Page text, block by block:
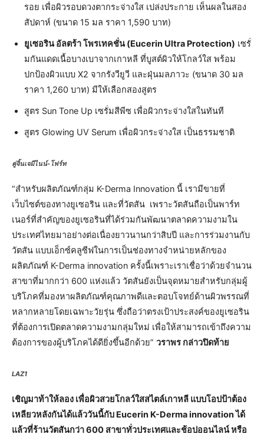
รอย เพื่อผิวรอบดวงตากระจ่างใส เปล่งประกาย เห็นผลในสอง
สัปดาห์ (ขนาด 15 มล ราคา 1,590 บาท)
ยูเซอริน อัลตร้า โพรเทคชั่น (Eucerin Ultra Protection) เซรั่
มกันแดดเนื้อบางเบาจากเกาหลี ที่บูสต์ผิวให้โกลว์ใส พร้อม
ปกป้องผิวแบบ X2 จากรังวียูวี และฝุ่นมลภาวะ (ขนาด 30 มล
ราคา 1,260 บาท) มีให้เลือกสองสูตร
สูตร Sun Tone Up เซรั่มสีพีซ เพื่อผิวกระจ่างใสในทันที
สูตร Glowing UV Serum เพื่อผิวกระจ่างใส เป็นธรรมชาติ
คู่จิ้นเจมีไนน์-โฟร์ท
“สำหรับผลิตภัณฑ์กลุ่ม K-Derma Innovation นี้ เรามีขายที่
เว็บไซต์ของทางยูเซอริน และที่วัตสัน เพราะวัตสันถือเป็นพาร์ท
เนอร์ที่สำคัญของยูเซอรินที่ได้ร่วมกันพัฒนาตลาดความงามใน
ประเทศไทยมาอย่างต่อเนื่องยาวนานกว่าสิบปี และการร่วมงานกับ
วัตสัน แบบเอ็กซ์คลูซีฟในการเป็นช่องทางจำหน่ายหลักของ
ผลิตภัณฑ์ K-Derma innovation ครั้งนี้เพราะเราเชื่อว่าด้วยจำนวน
สาขาที่มากกว่า 600 แห่งแล้ว วัตสันยังเป็นจุดหมายสำหรับกลุ่มผู้
บริโภคที่มองหาผลิตภัณฑ์คุณภาพดีและตอบโจทย์ด้านผิวพรรณที่
หลากหลายโดยเฉพาะวัยรุ่น ซึ่งถือว่าตรงเป้าประสงค์ของยูเซอริน
ที่ต้องการเปิดตลาดความงามกลุ่มใหม่ เพื่อให้สามารถเข้าถึงความ
ต้องการของผู้บริโภคได้ดียิ่งขึ้นอีกด้วย” วราพร กล่าวปิดท้าย
LAZ1
เชิญมาท้าให้ลอง เพื่อผิวสวยโกลว์ใสสไตล์เกาหลี แบบโอปป้าต้อง
เหลียวหลังกันได้แล้ววันนี้กับ Eucerin K-Derma innovation ได้
แล้วที่ร้านวัตสันกว่า 600 สาขาทั่วประเทศและช้อปออนไลน์ หรือ